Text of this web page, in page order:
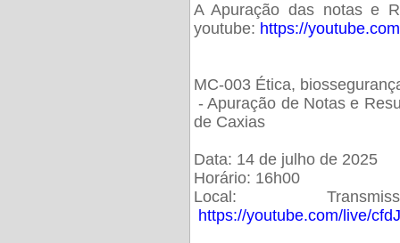
A Apuração das notas e
youtube: https://
MC-003 Ética,
- Apuração de Notas e
de Caxias
Data: 14 de julho de 2025
Horário: 16h00
Local:
https://youtube.com/live/